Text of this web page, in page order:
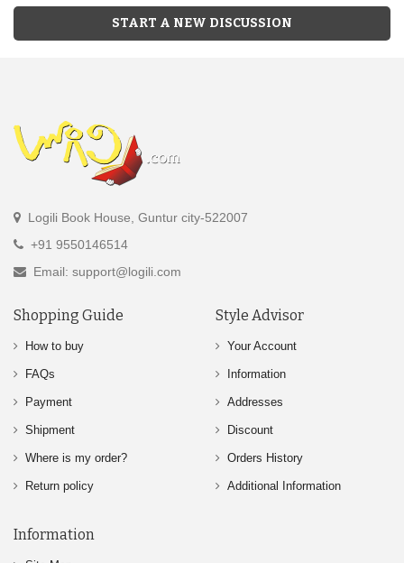
START A NEW DISCUSSION
Logili Book House, Guntur city-522007
+91 9550146514
Email: support@logili.com
Shopping Guide
How to buy
FAQs
Payment
Shipment
Where is my order?
Return policy
Style Advisor
Your Account
Information
Addresses
Discount
Orders History
Additional Information
Information